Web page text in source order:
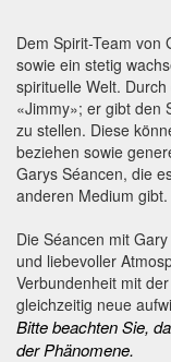
Dem Spirit-Team von
sowie ein stetig
spirituelle Welt.
«Jimmy»; er gibt den
zu stellen. Diese
beziehen sowie
Garys Séancen, die
anderen Medium gibt.
Die Séancen mit
und liebevoller
Verbundenheit mit
gleichzeitig neue
Bitte beachten Sie,
der Phänomene.